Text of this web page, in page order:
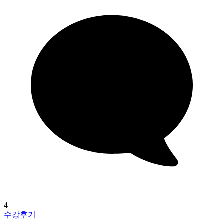
4
수강후기